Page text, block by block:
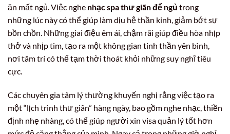
ăn mất ngủ. Việc nghe nhạc spa thư giãn để ngủ trong
những lúc này có thể giúp làm dịu hệ thần kinh, giảm bớt sự
bồn chồn. Những giai điệu êm ái, chậm rãi giúp điều hòa nhịp
thở và nhịp tim, tạo ra một không gian tinh thần yên bình,
nơi tâm trí có thể tạm thời thoát khỏi những suy nghĩ tiêu
cực.
Các chuyên gia tâm lý thường khuyến nghị rằng việc tạo ra
một “lịch trình thư giãn” hàng ngày, bao gồm nghe nhạc, thiền
định nhẹ nhàng, có thể giúp người xin visa quản lý tốt hơn